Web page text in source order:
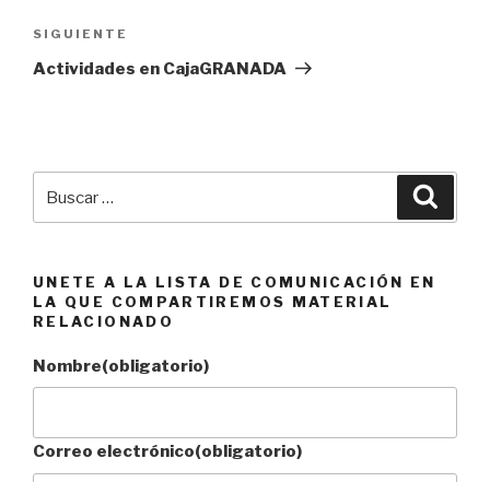
Siguiente
entrada
SIGUIENTE
Actividades en CajaGRANADA
por:
UNETE A LA LISTA DE COMUNICACIÓN EN
LA QUE COMPARTIREMOS MATERIAL
RELACIONADO
Nombre(obligatorio)
Correo electrónico(obligatorio)